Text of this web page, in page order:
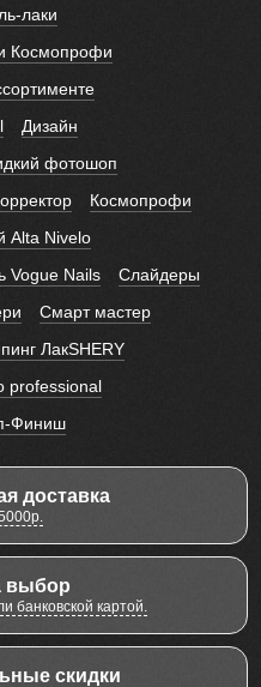
лаки
Космопрофи
Дизайн
фотошоп
Космопрофи
Alta Nivelo
Vogue Nails
Слайдеры
Смарт мастер
ЛакSHERY
professional
Финиш
доставка
выбор
банковской картой.
скидки